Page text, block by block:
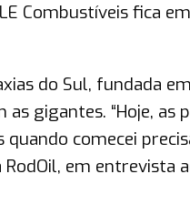
Combustíveis fica
do Sul, fundada
gigantes. “Hoje, as
quando comecei
em entrevista